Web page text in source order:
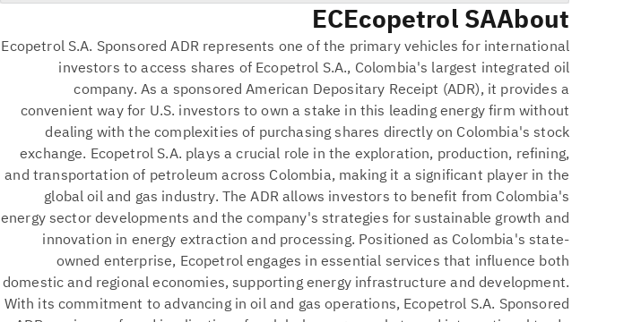
About
Ecopetrol SA
EC
Ecopetrol S.A. Sponsored ADR represents one of the primary vehicles for international
investors to access shares of Ecopetrol S.A., Colombia's largest integrated oil
company. As a sponsored American Depositary Receipt (ADR), it provides a
convenient way for U.S. investors to own a stake in this leading energy firm without
dealing with the complexities of purchasing shares directly on Colombia's stock
exchange. Ecopetrol S.A. plays a crucial role in the exploration, production, refining,
and transportation of petroleum across Colombia, making it a significant player in the
global oil and gas industry. The ADR allows investors to benefit from Colombia's
energy sector developments and the company's strategies for sustainable growth and
innovation in energy extraction and processing. Positioned as Colombia's state-
owned enterprise, Ecopetrol engages in essential services that influence both
domestic and regional economies, supporting energy infrastructure and development.
With its commitment to advancing in oil and gas operations, Ecopetrol S.A. Sponsored